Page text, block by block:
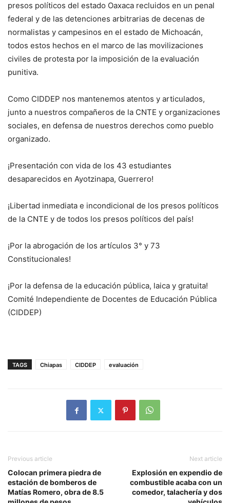
presos políticos del estado Oaxaca recluidos en un penal
federal y de las detenciones arbitrarias de decenas de
normalistas y campesinos en el estado de Michoacán,
todos estos hechos en el marco de las movilizaciones
civiles de protesta por la imposición de la evaluación
punitiva.
Como CIDDEP nos mantenemos atentos y articulados,
junto a nuestros compañeros de la CNTE y organizaciones
sociales, en defensa de nuestros derechos como pueblo
organizado.
¡Presentación con vida de los 43 estudiantes
desaparecidos en Ayotzinapa, Guerrero!
¡Libertad inmediata e incondicional de los presos políticos
de la CNTE y de todos los presos políticos del país!
¡Por la abrogación de los artículos 3° y 73
Constitucionales!
¡Por la defensa de la educación pública, laica y gratuita!
Comité Independiente de Docentes de Educación Pública
(CIDDEP)
TAGS Chiapas CIDDEP evaluación
Previous article
Colocan primera piedra de
estación de bomberos de
Matías Romero, obra de 8.5
Next article
Explosión en expendio de
combustible acaba con un
comedor, talachería y dos